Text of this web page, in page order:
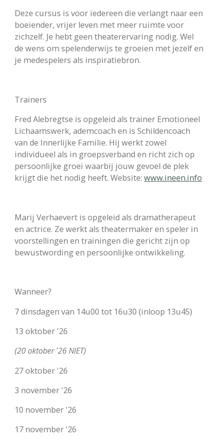
Deze cursus is voor iedereen die verlangt naar een
boeiender, vrijer leven met meer ruimte voor
zichzelf. Je hebt geen theaterervaring nodig. Wel
de wens om spelenderwijs te groeien met jezelf en
je medespelers als inspiratiebron.
Trainers
Fred Alebregtse is opgeleid als trainer Emotioneel
Lichaamswerk, ademcoach en is Schildencoach
van de Innerlijke Familie. Hij werkt zowel
individueel als in groepsverband en richt zich op
persoonlijke groei waarbij jouw gevoel de plek
krijgt die het nodig heeft. Website: www.ineen.info
Marij Verhaevert is opgeleid als dramatherapeut
en actrice. Ze werkt als theatermaker en speler in
voorstellingen en trainingen die gericht zijn op
bewustwording en persoonlijke ontwikkeling.
Wanneer?
​7 dinsdagen van 14u00 tot 16u30 (inloop 13u45)
13 oktober '26
(20 oktober '26 NIET)
27 oktober '26
3 november '26
10 november '26
17 november '26